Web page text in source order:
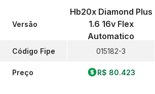
Versão
Código Fipe
Preço
Hb20x Diamond Plus
1.6 16v Flex
Automatico
015182-3
R$ 80.423